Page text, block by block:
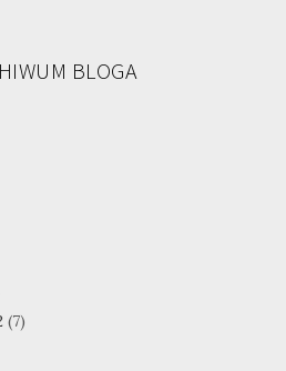
BLOGA
(7)